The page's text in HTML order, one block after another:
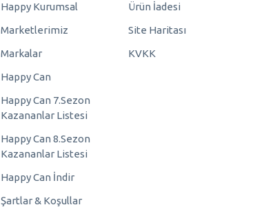
Happy Kurumsal
Marketlerimiz
Markalar
Happy Can
Happy Can 7.Sezon
Kazananlar Listesi
Happy Can 8.Sezon
Kazananlar Listesi
Happy Can İndir
Şartlar & Koşullar
Ürün İadesi
Site Haritası
KVKK